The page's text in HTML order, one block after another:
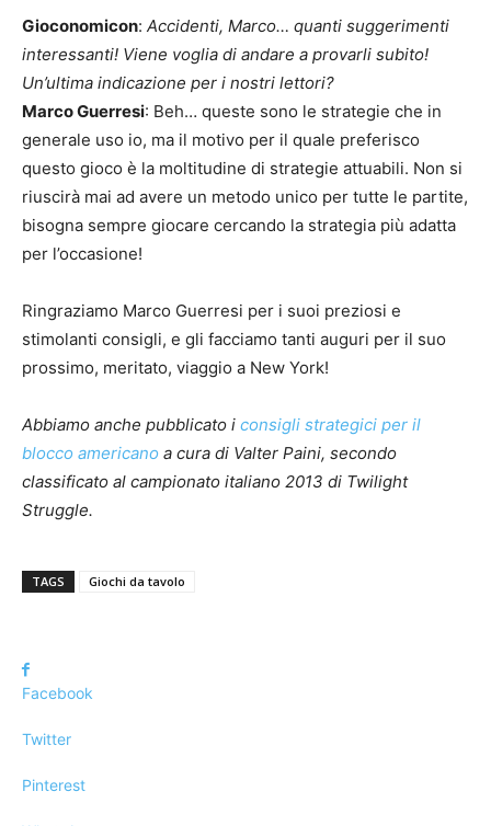
Gioconomicon: Accidenti, Marco… quanti suggerimenti
interessanti! Viene voglia di andare a provarli subito!
Un’ultima indicazione per i nostri lettori?
Marco Guerresi: Beh… queste sono le strategie che in
generale uso io, ma il motivo per il quale preferisco
questo gioco è la moltitudine di strategie attuabili. Non si
riuscirà mai ad avere un metodo unico per tutte le partite,
bisogna sempre giocare cercando la strategia più adatta
per l’occasione!
Ringraziamo Marco Guerresi per i suoi preziosi e
stimolanti consigli, e gli facciamo tanti auguri per il suo
prossimo, meritato, viaggio a New York!
Abbiamo anche pubblicato i consigli strategici per il
blocco americano a cura di Valter Paini, secondo
classificato al campionato italiano 2013 di Twilight
Struggle.
TAGS Giochi da tavolo
Facebook
Twitter
Pinterest